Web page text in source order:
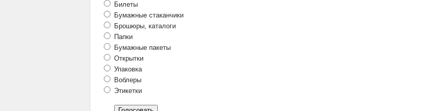
Билеты
Бумажные стаканчики
Брошюры, каталоги
Папки
Бумажные пакеты
Открытки
Упаковка
Воблеры
Этикетки